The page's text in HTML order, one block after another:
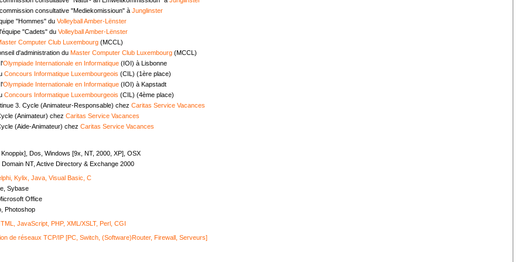
consultative "Mediekomissioun" à Junglinster
"Hommes" du Volleyball Amber-Lënster
"Cadets" du Volleyball Amber-Lënster
Computer Club Luxembourg (MCCL)
d'administration du Master Computer Club Luxembourg (MCCL)
Olympiade Internationale en Informatique (IOI) à Lisbonne
Concours Informatique Luxembourgeois (CIL) (1ère place)
Olympiade Internationale en Informatique (IOI) à Kapstadt
Concours Informatique Luxembourgeois (CIL) (4ème place)
3. Cycle (Animateur-Responsable) chez Caritas Service Vacances
(Animateur) chez Caritas Service Vacances
(Aide-Animateur) chez Caritas Service Vacances
Dos, Windows [9x, NT, 2000, XP], OSX
Domain NT, Active Directory & Exchange 2000
Kylix, Java, Visual Basic, C
Sybase
Office
Photoshop
JavaScript, PHP, XML/XSLT, Perl, CGI
de réseaux TCP/IP [PC, Switch, (Software)Router, Firewall, Serveurs]